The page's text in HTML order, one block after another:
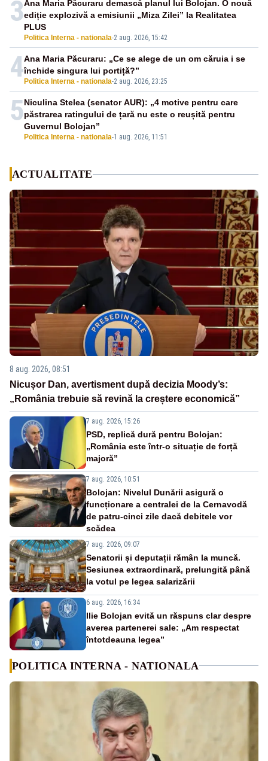
3
Politica Interna - nationala-2 aug. 2026, 15:42
Ana Maria Păcuraru demască planul lui Bolojan. O nouă
ediție explozivă a emisiunii „Miza Zilei” la Realitatea
PLUS
4 Politica Interna - nationala-2 aug. 2026, 23:25
Ana Maria Păcuraru: „Ce se alege de un om căruia i se
închide singura lui portiță?”
5
Politica Interna - nationala-1 aug. 2026, 11:51
Niculina Stelea (senator AUR): „4 motive pentru care
păstrarea ratingului de țară nu este o reușită pentru
Guvernul Bolojan”
ACTUALITATE
8 aug. 2026, 08:51
Nicușor Dan, avertisment după decizia Moody’s:
„România trebuie să revină la creștere economică”
7 aug. 2026, 15:26
PSD, replică dură pentru Bolojan:
„România este într-o situație de forță
majoră”
7 aug. 2026, 10:51
Bolojan: Nivelul Dunării asigură o
funcționare a centralei de la Cernavodă
de patru-cinci zile dacă debitele vor
scădea
7 aug. 2026, 09:07
Senatorii și deputații rămân la muncă.
Sesiunea extraordinară, prelungită până
la votul pe legea salarizării
6 aug. 2026, 16:34
Ilie Bolojan evită un răspuns clar despre
averea partenerei sale: „Am respectat
întotdeauna legea”
POLITICA INTERNA - NATIONALA